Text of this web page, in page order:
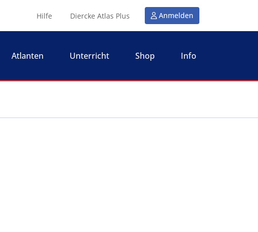
Hilfe Diercke Atlas Plus Anmelden
Atlanten Unterricht Shop Info